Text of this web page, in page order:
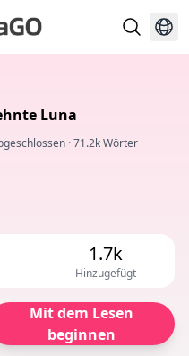
Luna
·71.2k Wörter
1.7k
Hinzugefügt
Mit dem Lesen
beginnen